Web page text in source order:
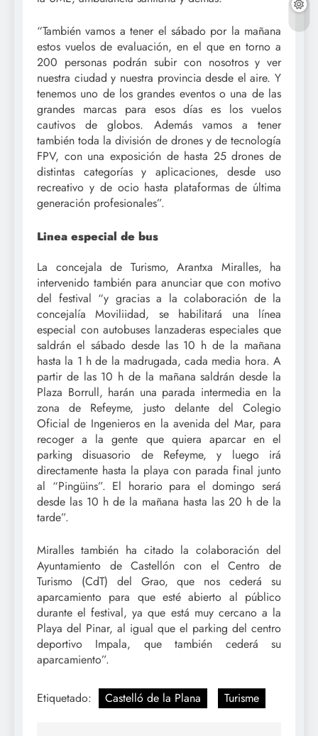
“También vamos a tener el sábado por la mañana
estos vuelos de evaluación, en el que en torno a
200 personas podrán subir con nosotros y ver
nuestra ciudad y nuestra provincia desde el aire. Y
tenemos uno de los grandes eventos o una de las
grandes marcas para esos días es los vuelos
cautivos de globos. Además vamos a tener
también toda la división de drones y de tecnología
FPV, con una exposición de hasta 25 drones de
distintas categorías y aplicaciones, desde uso
recreativo y de ocio hasta plataformas de última
generación profesionales”.
Linea especial de bus
La concejala de Turismo, Arantxa Miralles, ha
intervenido también para anunciar que con motivo
del festival “y gracias a la colaboración de la
concejalía Moviliidad, se habilitará una línea
especial con autobuses lanzaderas especiales que
saldrán el sábado desde las 10 h de la mañana
hasta la 1 h de la madrugada, cada media hora. A
partir de las 10 h de la mañana saldrán desde la
Plaza Borrull, harán una parada intermedia en la
zona de Refeyme, justo delante del Colegio
Oficial de Ingenieros en la avenida del Mar, para
recoger a la gente que quiera aparcar en el
parking disuasorio de Refeyme, y luego irá
directamente hasta la playa con parada final junto
al “Pingüins”. El horario para el domingo será
desde las 10 h de la mañana hasta las 20 h de la
tarde”.
Miralles también ha citado la colaboración del
Ayuntamiento de Castellón con el Centro de
Turismo (CdT) del Grao, que nos cederá su
aparcamiento para que esté abierto al público
durante el festival, ya que está muy cercano a la
Playa del Pinar, al igual que el parking del centro
deportivo Impala, que también cederá su
aparcamiento”.
Etiquetado: Castelló de la Plana Turisme